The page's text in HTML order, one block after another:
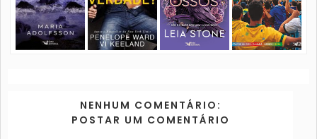
NENHUM COMENTÁRIO:
POSTAR UM COMENTÁRIO